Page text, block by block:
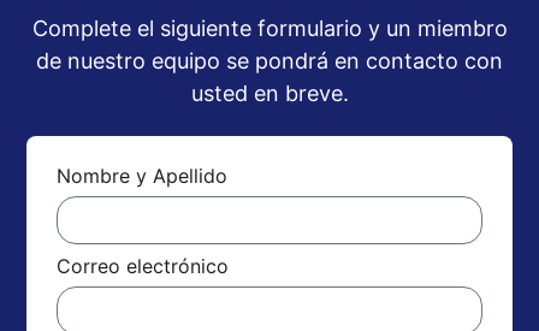
Complete el siguiente formulario y un miembro
de nuestro equipo se pondrá en contacto con
usted en breve.
Nombre y Apellido
Correo electrónico